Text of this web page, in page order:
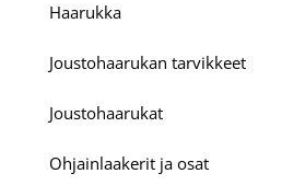
Haarukka
Joustohaarukan tarvikkeet
Joustohaarukat
Ohjainlaakerit ja osat